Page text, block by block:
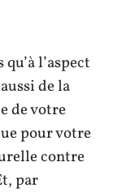
l’aspect
de la
de votre
pour votre
contre
par